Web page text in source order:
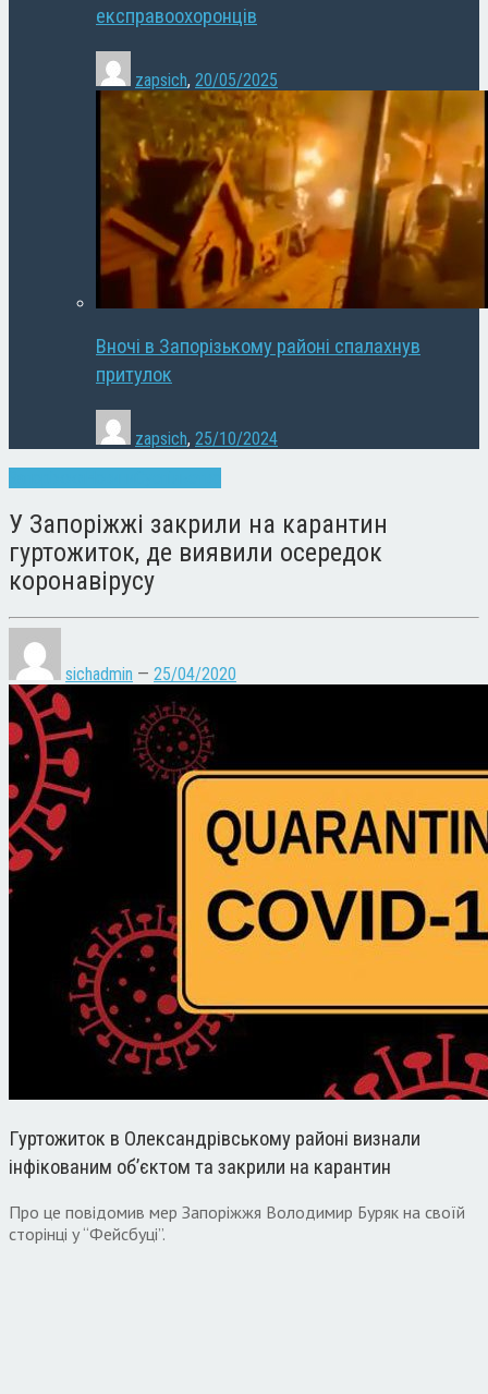
експравоохоронців
zapsich, 20/05/2025
Вночі в Запорізькому районі спалахнув
притулок
zapsich, 25/10/2024
У Запоріжжі закрили на карантин
гуртожиток, де виявили осередок
коронавірусу
sichadmin — 25/04/2020
Гуртожиток в Олександрівському районі визнали
інфікованим об’єктом та закрили на карантин
Про це повідомив мер Запоріжжя Володимир Буряк на своїй
сторінці у “Фейсбуці”.